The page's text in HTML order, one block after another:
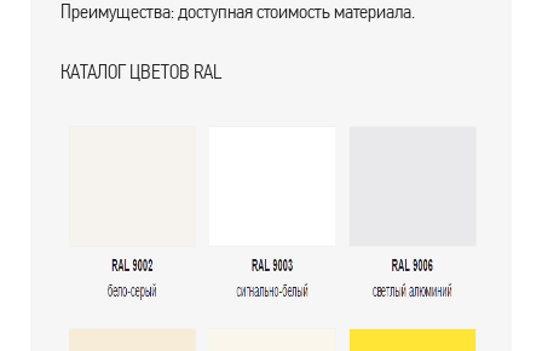
Преимущества: доступная стоимость материала.
КАТАЛОГ ЦВЕТОВ RAL